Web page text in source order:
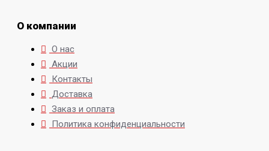
О компании
О нас
Акции
Контакты
Доставка
Заказ и оплата
Политика конфиденциальности